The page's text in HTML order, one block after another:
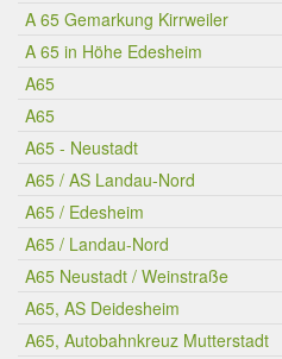
A 65 Gemarkung Kirrweiler
A 65 in Höhe Edesheim
A65
A65
A65 - Neustadt
A65 / AS Landau-Nord
A65 / Edesheim
A65 / Landau-Nord
A65 Neustadt / Weinstraße
A65, AS Deidesheim
A65, Autobahnkreuz Mutterstadt